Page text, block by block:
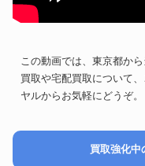
この動画では、東京都か
買取や宅配買取について
ヤルからお気軽にどうぞ。
買取強化中